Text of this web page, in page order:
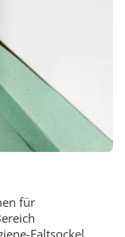
für
Faltsockel